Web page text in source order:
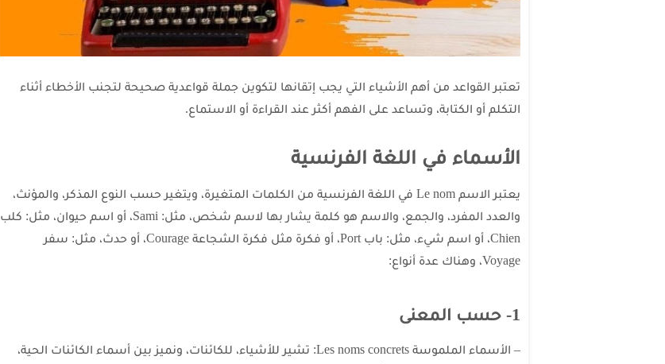
تعتبر القواعد من أهم الأشياء التي يجب إتقانها لتكوين جملة قواعدية صحيحة لتجنب الأخطاء أثناء
التكلم أو الكتابة، وتساعد على الفهم أكثر عند القراءة أو الاستماع.
الأسماء في اللغة الفرنسية
يعتبر الاسم Le nom في اللغة الفرنسية من الكلمات المتغيرة، ويتغير حسب النوع المذكر، والمؤنث،
والعدد المفرد، والجمع، والاسم هو كلمة يشار بها لاسم شخص، مثل: Sami، أو اسم حيوان، مثل: كلب
Chien، أو اسم شيء، مثل: باب Port، أو فكرة مثل فكرة الشجاعة Courage، أو حدث، مثل: سفر
Voyage، وهناك عدة أنواع:
1- حسب المعنى
– الأسماء الملموسة Les noms concrets: تشير للأشياء، للكائنات، ونميز بين أسماء الكائنات الحية،